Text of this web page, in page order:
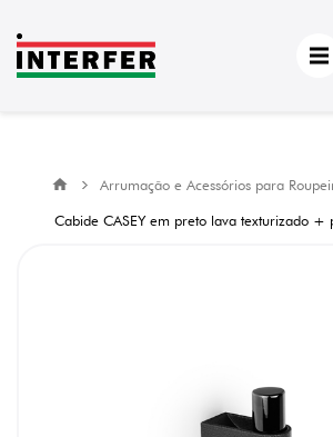
Arrumação e Acessórios para
Cabide CASEY em preto lava texturizado +